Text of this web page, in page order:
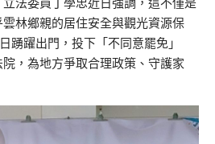
林鄉親的居住安全與觀光資源保
踴躍出門，投下「不同意罷免」
，為地方爭取合理政策、守護家